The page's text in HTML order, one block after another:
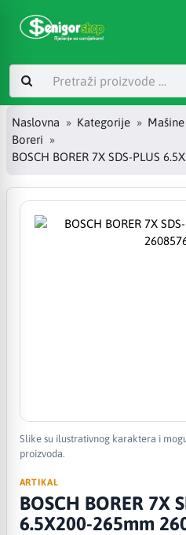
Naslovna Kategorije
Boreri
BOSCH BORER 7X SDS-PLUS
Slike su ilustrativnog karaktera i
proizvoda.
ARTIKAL
BOSCH BORER 7X
6.5X200-265mm